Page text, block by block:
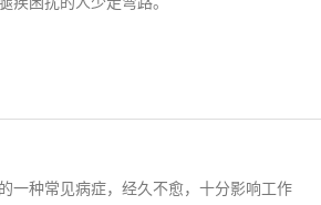
一种常见病症，经久不愈，十分影响工作